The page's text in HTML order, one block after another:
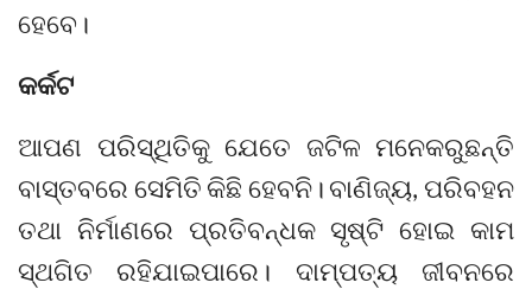
ହେବେ।
କର୍କଟ
ଆପଣ ପରିସ୍ଥିତିକୁ ଯେତେ ଜଟିଳ ମନେକରୁଛନ୍ତି
ବାସ୍ତବରେ ସେମିତି କିଛି ହେବନି। ବାଣିଜ୍ୟ, ପରିବହନ
ତଥା ନିର୍ମାଣରେ ପ୍ରତିବନ୍ଧକ ସୃଷ୍ଟି ହୋଇ କାମ
ସ୍ଥଗିତ ରହିଯାଇପାରେ। ଦାମ୍ପତ୍ୟ ଜୀବନରେ